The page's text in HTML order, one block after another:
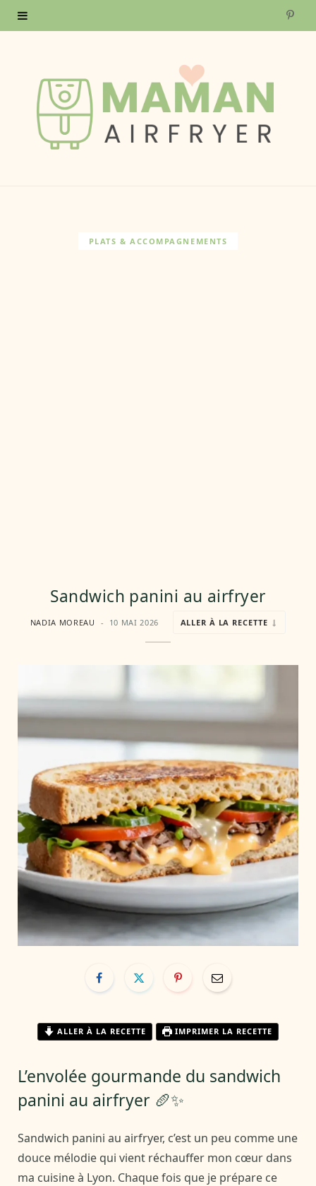
P
PLATS & ACCOMPAGNEMENTS
Sandwich panini au airfryer
NADIA MOREAU 10 MAI 2026 ALLER À LA RECETTE
ALLER À LA RECETTE IMPRIMER LA RECETTE
L’envolée gourmande du sandwich
panini au airfryer 🥖✨
Sandwich panini au airfryer, c’est un peu comme une
douce mélodie qui vient réchauffer mon cœur dans
ma cuisine à Lyon. Chaque fois que je prépare ce